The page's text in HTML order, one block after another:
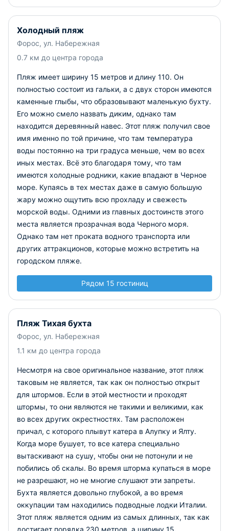
Холодный пляж
Форос, ул. Набережная
0.7 км до центра города
Пляж имеет ширину 15 метров и длину 110. Он
полностью состоит из гальки, а с двух сторон имеются
каменные глыбы, что образовывают маленькую бухту.
Его можно смело назвать диким, однако там
находится деревянный навес. Этот пляж получил свое
имя именно по той причине, что там температура
воды постоянно на три градуса меньше, чем во всех
иных местах. Всё это благодаря тому, что там
имеются холодные родники, какие впадают в Черное
море. Купаясь в тех местах даже в самую большую
жару можно ощутить всю прохладу и свежесть
морской воды. Одними из главных достоинств этого
места является прозрачная вода Черного моря.
Однако там нет проката водного транспорта или
других аттракционов, которые можно встретить на
городском пляже.
Рядом 15 гостиниц
Пляж Тихая бухта
Форос, ул. Набережная
1.1 км до центра города
Несмотря на свое оригинальное название, этот пляж
таковым не является, так как он полностью открыт
для штормов. Если в этой местности и проходят
штормы, то они являются не такими и великими, как
во всех других окрестностях. Там расположен
причал, с которого плывут катера в Алупку и Ялту.
Когда море бушует, то все катера специально
вытаскивают на сушу, чтобы они не потонули и не
побились об скалы. Во время шторма купаться в море
не разрешают, но не многие слушают эти запреты.
Бухта является довольно глубокой, а во время
оккупации там находились подводные лодки Италии.
Этот пляж является одним из самых длинных, так как
достигает порядка 230 метров, а ширину 15.